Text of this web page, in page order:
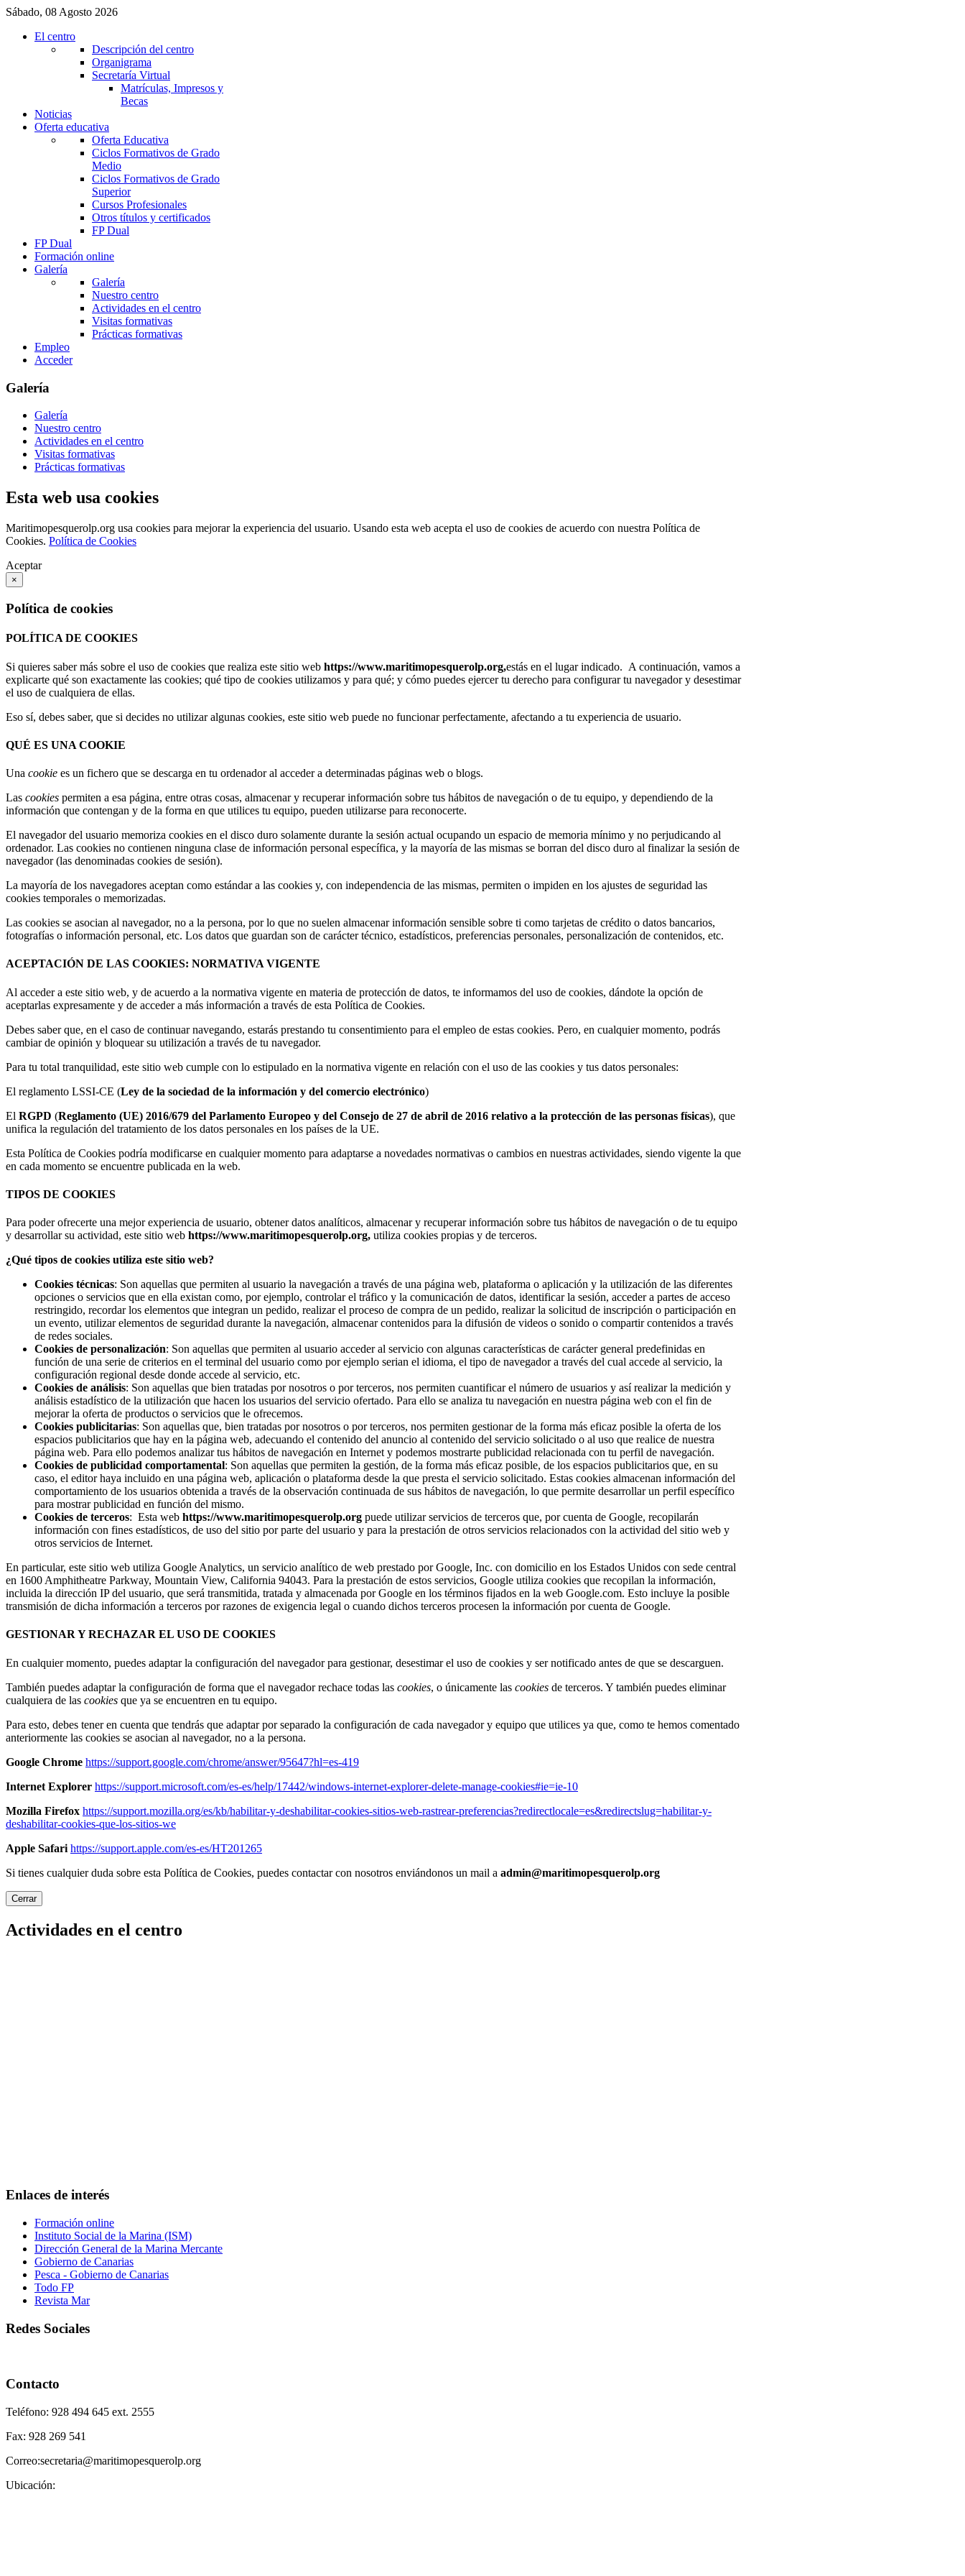
Sábado, 08 Agosto 2026
El centro
Descripción del centro
Organigrama
Secretaría Virtual
Matrículas, Impresos y
Becas
Noticias
Oferta educativa
Oferta Educativa
Ciclos Formativos de Grado
Medio
Ciclos Formativos de Grado
Superior
Cursos Profesionales
Otros títulos y certificados
FP Dual
FP Dual
Formación online
Galería
Galería
Nuestro centro
Actividades en el centro
Visitas formativas
Prácticas formativas
Empleo
Acceder
Galería
Galería
Nuestro centro
Actividades en el centro
Visitas formativas
Prácticas formativas
Esta web usa cookies
Maritimopesquerolp.org usa cookies para mejorar la experiencia del usuario. Usando esta web acepta el uso de cookies de acuerdo con nuestra Política de
Cookies. Política de Cookies
Aceptar
×
Política de cookies
POLÍTICA DE COOKIES
Si quieres saber más sobre el uso de cookies que realiza este sitio web https://www.maritimopesquerolp.org,estás en el lugar indicado. A continuación, vamos a
explicarte qué son exactamente las cookies; qué tipo de cookies utilizamos y para qué; y cómo puedes ejercer tu derecho para configurar tu navegador y desestimar
el uso de cualquiera de ellas.
Eso sí, debes saber, que si decides no utilizar algunas cookies, este sitio web puede no funcionar perfectamente, afectando a tu experiencia de usuario.
QUÉ ES UNA COOKIE
Una cookie es un fichero que se descarga en tu ordenador al acceder a determinadas páginas web o blogs.
Las cookies permiten a esa página, entre otras cosas, almacenar y recuperar información sobre tus hábitos de navegación o de tu equipo, y dependiendo de la
información que contengan y de la forma en que utilices tu equipo, pueden utilizarse para reconocerte.
El navegador del usuario memoriza cookies en el disco duro solamente durante la sesión actual ocupando un espacio de memoria mínimo y no perjudicando al
ordenador. Las cookies no contienen ninguna clase de información personal específica, y la mayoría de las mismas se borran del disco duro al finalizar la sesión de
navegador (las denominadas cookies de sesión).
La mayoría de los navegadores aceptan como estándar a las cookies y, con independencia de las mismas, permiten o impiden en los ajustes de seguridad las
cookies temporales o memorizadas.
Las cookies se asocian al navegador, no a la persona, por lo que no suelen almacenar información sensible sobre ti como tarjetas de crédito o datos bancarios,
fotografías o información personal, etc. Los datos que guardan son de carácter técnico, estadísticos, preferencias personales, personalización de contenidos, etc.
ACEPTACIÓN DE LAS COOKIES: NORMATIVA VIGENTE
Al acceder a este sitio web, y de acuerdo a la normativa vigente en materia de protección de datos, te informamos del uso de cookies, dándote la opción de
aceptarlas expresamente y de acceder a más información a través de esta Política de Cookies.
Debes saber que, en el caso de continuar navegando, estarás prestando tu consentimiento para el empleo de estas cookies. Pero, en cualquier momento, podrás
cambiar de opinión y bloquear su utilización a través de tu navegador.
Para tu total tranquilidad, este sitio web cumple con lo estipulado en la normativa vigente en relación con el uso de las cookies y tus datos personales:
El reglamento LSSI-CE (Ley de la sociedad de la información y del comercio electrónico)
El RGPD (Reglamento (UE) 2016/679 del Parlamento Europeo y del Consejo de 27 de abril de 2016 relativo a la protección de las personas físicas), que
unifica la regulación del tratamiento de los datos personales en los países de la UE.
Esta Política de Cookies podría modificarse en cualquier momento para adaptarse a novedades normativas o cambios en nuestras actividades, siendo vigente la que
en cada momento se encuentre publicada en la web.
TIPOS DE COOKIES
Para poder ofrecerte una mejor experiencia de usuario, obtener datos analíticos, almacenar y recuperar información sobre tus hábitos de navegación o de tu equipo
y desarrollar su actividad, este sitio web https://www.maritimopesquerolp.org, utiliza cookies propias y de terceros.
¿Qué tipos de cookies utiliza este sitio web?
Cookies técnicas: Son aquellas que permiten al usuario la navegación a través de una página web, plataforma o aplicación y la utilización de las diferentes
opciones o servicios que en ella existan como, por ejemplo, controlar el tráfico y la comunicación de datos, identificar la sesión, acceder a partes de acceso
restringido, recordar los elementos que integran un pedido, realizar el proceso de compra de un pedido, realizar la solicitud de inscripción o participación en
un evento, utilizar elementos de seguridad durante la navegación, almacenar contenidos para la difusión de videos o sonido o compartir contenidos a través
de redes sociales.
Cookies de personalización: Son aquellas que permiten al usuario acceder al servicio con algunas características de carácter general predefinidas en
función de una serie de criterios en el terminal del usuario como por ejemplo serian el idioma, el tipo de navegador a través del cual accede al servicio, la
configuración regional desde donde accede al servicio, etc.
Cookies de análisis: Son aquellas que bien tratadas por nosotros o por terceros, nos permiten cuantificar el número de usuarios y así realizar la medición y
análisis estadístico de la utilización que hacen los usuarios del servicio ofertado. Para ello se analiza tu navegación en nuestra página web con el fin de
mejorar la oferta de productos o servicios que le ofrecemos.
Cookies publicitarias: Son aquellas que, bien tratadas por nosotros o por terceros, nos permiten gestionar de la forma más eficaz posible la oferta de los
espacios publicitarios que hay en la página web, adecuando el contenido del anuncio al contenido del servicio solicitado o al uso que realice de nuestra
página web. Para ello podemos analizar tus hábitos de navegación en Internet y podemos mostrarte publicidad relacionada con tu perfil de navegación.
Cookies de publicidad comportamental: Son aquellas que permiten la gestión, de la forma más eficaz posible, de los espacios publicitarios que, en su
caso, el editor haya incluido en una página web, aplicación o plataforma desde la que presta el servicio solicitado. Estas cookies almacenan información del
comportamiento de los usuarios obtenida a través de la observación continuada de sus hábitos de navegación, lo que permite desarrollar un perfil específico
para mostrar publicidad en función del mismo.
Cookies de terceros: Esta web https://www.maritimopesquerolp.org puede utilizar servicios de terceros que, por cuenta de Google, recopilarán
información con fines estadísticos, de uso del sitio por parte del usuario y para la prestación de otros servicios relacionados con la actividad del sitio web y
otros servicios de Internet.
En particular, este sitio web utiliza Google Analytics, un servicio analítico de web prestado por Google, Inc. con domicilio en los Estados Unidos con sede central
en 1600 Amphitheatre Parkway, Mountain View, California 94043. Para la prestación de estos servicios, Google utiliza cookies que recopilan la información,
incluida la dirección IP del usuario, que será transmitida, tratada y almacenada por Google en los términos fijados en la web Google.com. Esto incluye la posible
transmisión de dicha información a terceros por razones de exigencia legal o cuando dichos terceros procesen la información por cuenta de Google.
GESTIONAR Y RECHAZAR EL USO DE COOKIES
En cualquier momento, puedes adaptar la configuración del navegador para gestionar, desestimar el uso de cookies y ser notificado antes de que se descarguen.
También puedes adaptar la configuración de forma que el navegador rechace todas las cookies, o únicamente las cookies de terceros. Y también puedes eliminar
cualquiera de las cookies que ya se encuentren en tu equipo.
Para esto, debes tener en cuenta que tendrás que adaptar por separado la configuración de cada navegador y equipo que utilices ya que, como te hemos comentado
anteriormente las cookies se asocian al navegador, no a la persona.
Google Chrome https://support.google.com/chrome/answer/95647?hl=es-419
Internet Explorer https://support.microsoft.com/es-es/help/17442/windows-internet-explorer-delete-manage-cookies#ie=ie-10
Mozilla Firefox https://support.mozilla.org/es/kb/habilitar-y-deshabilitar-cookies-sitios-web-rastrear-preferencias?redirectlocale=es&redirectslug=habilitar-y-
deshabilitar-cookies-que-los-sitios-we
Apple Safari https://support.apple.com/es-es/HT201265
Si tienes cualquier duda sobre esta Política de Cookies, puedes contactar con nosotros enviándonos un mail a admin@maritimopesquerolp.org
Cerrar
Actividades en el centro
Enlaces de interés
Formación online
Instituto Social de la Marina (ISM)
Dirección General de la Marina Mercante
Gobierno de Canarias
Pesca - Gobierno de Canarias
Todo FP
Revista Mar
Redes Sociales
Contacto
Teléfono: 928 494 645 ext. 2555
Fax: 928 269 541
Correo:secretaria@maritimopesquerolp.org
Ubicación: